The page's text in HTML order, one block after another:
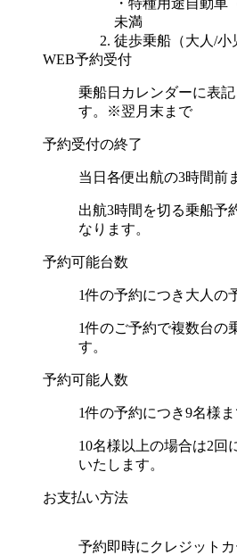
未満
徒歩乗船（大人/小
WEB予約受付
乗船日カレンダーに表
す。※翌月末まで
予約受付の終了
当日各便出航の3時間前
出航3時間を切る乗船予
なります。
予約可能台数
1件の予約につき大人の
1件のご予約で複数台の
す。
予約可能人数
1件の予約につき9名様ま
10名様以上の場合は2回
いたします。
お支払い方法
予約即時にクレジットカ